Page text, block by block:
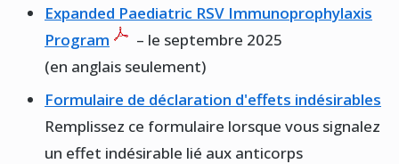
Expanded Paediatric RSV Immunoprophylaxis
Program
– le septembre 2025
(en anglais seulement)
Formulaire de déclaration d'effets indésirables
Remplissez ce formulaire lorsque vous signalez
un effet indésirable lié aux anticorps